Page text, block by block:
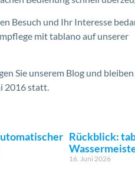
Besuch und Ihr Interesse
mit tablano auf unserer
Sie unserem Blog und bleiben
2016 statt.
Rückblick:
16. Juni 2026